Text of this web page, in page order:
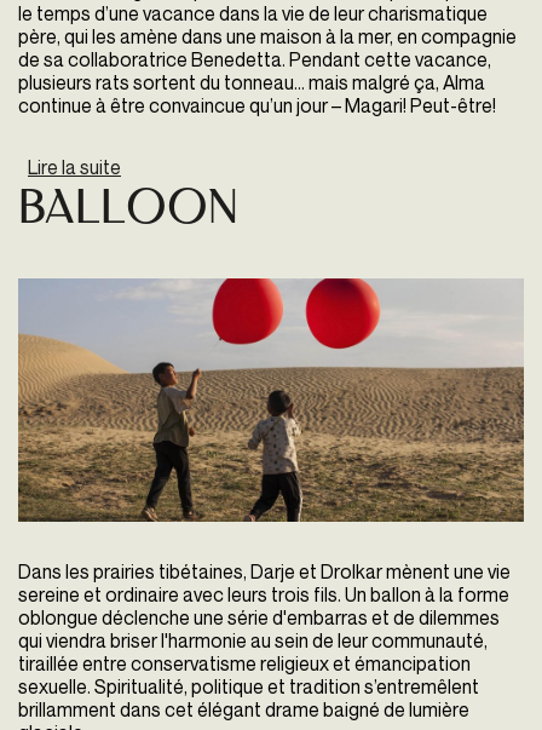
le temps d’une vacance dans la vie de leur charismatique
père, qui les amène dans une maison à la mer, en compagnie
de sa collaboratrice Benedetta. Pendant cette vacance,
plusieurs rats sortent du tonneau… mais malgré ça, Alma
continue à être convaincue qu’un jour – Magari! Peut-être!
Lire la suite
Balloon
Dans les prairies tibétaines, Darje et Drolkar mènent une vie
sereine et ordinaire avec leurs trois fils. Un ballon à la forme
oblongue déclenche une série d'embarras et de dilemmes
qui viendra briser l'harmonie au sein de leur communauté,
tiraillée entre conservatisme religieux et émancipation
sexuelle. Spiritualité, politique et tradition s’entremêlent
brillamment dans cet élégant drame baigné de lumière